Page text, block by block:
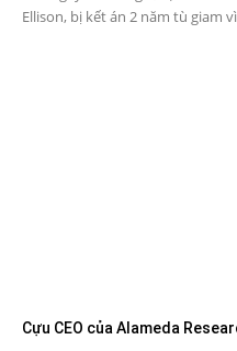
Ellison, bị kết án 2 năm tù giam
Cựu CEO của Alameda